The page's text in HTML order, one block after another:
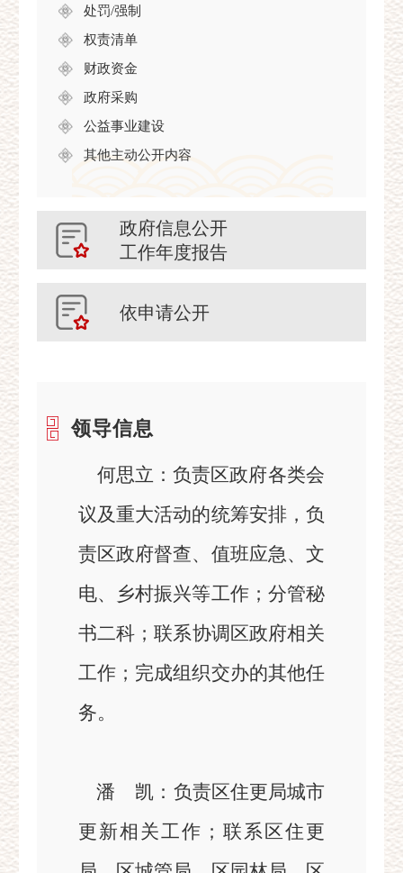
处罚/强制
权责清单
财政资金
政府采购
公益事业建设
其他主动公开内容
政府信息公开
工作年度报告
依申请公开
领导信息
何思立 ：负责区政府各类会
议及重大活动的统筹安排，负
责区政府督查、值班应急、文
电、乡村振兴等工作；分管秘
书二科；联系协调 区政府相关
工作 ； 完成组织交办的其他任
务。
潘 凯： 负责区住更局城市
更新相关工作；联系区住更